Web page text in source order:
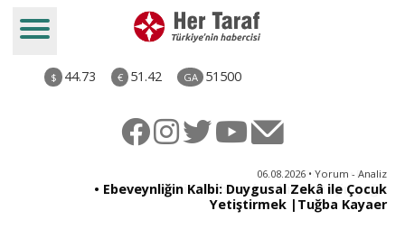
$ 44.73 € 51.42 GA 51500
06.08.2026 • Yorum - Analiz
• Ebeveynliğin Kalbi: Duygusal Zekâ ile Çocuk
Yetiştirmek |Tuğba Kayaer